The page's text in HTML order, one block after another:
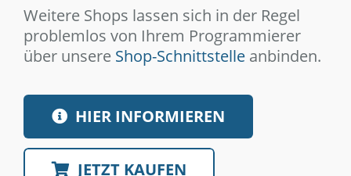
Weitere Shops lassen sich in der Regel
problemlos von Ihrem Programmierer
über unsere Shop-Schnittstelle anbinden.
HIER INFORMIEREN
JETZT KAUFEN